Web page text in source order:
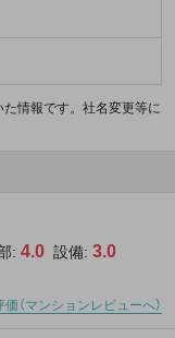
情報です。社名変更等に
: 4.0 設備: 3.0
（マンションレビューへ）